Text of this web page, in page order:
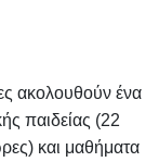
ακολουθούν ένα
παιδείας (22
και μαθήματα